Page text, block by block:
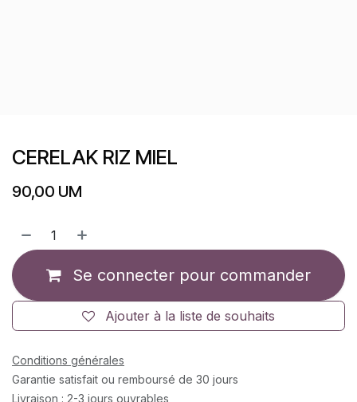
CERELAK RIZ MIEL
90,00 UM
Se connecter pour commander
Ajouter à la liste de souhaits
Conditions générales
Garantie satisfait ou remboursé de 30 jours
Livraison : 2-3 jours ouvrables